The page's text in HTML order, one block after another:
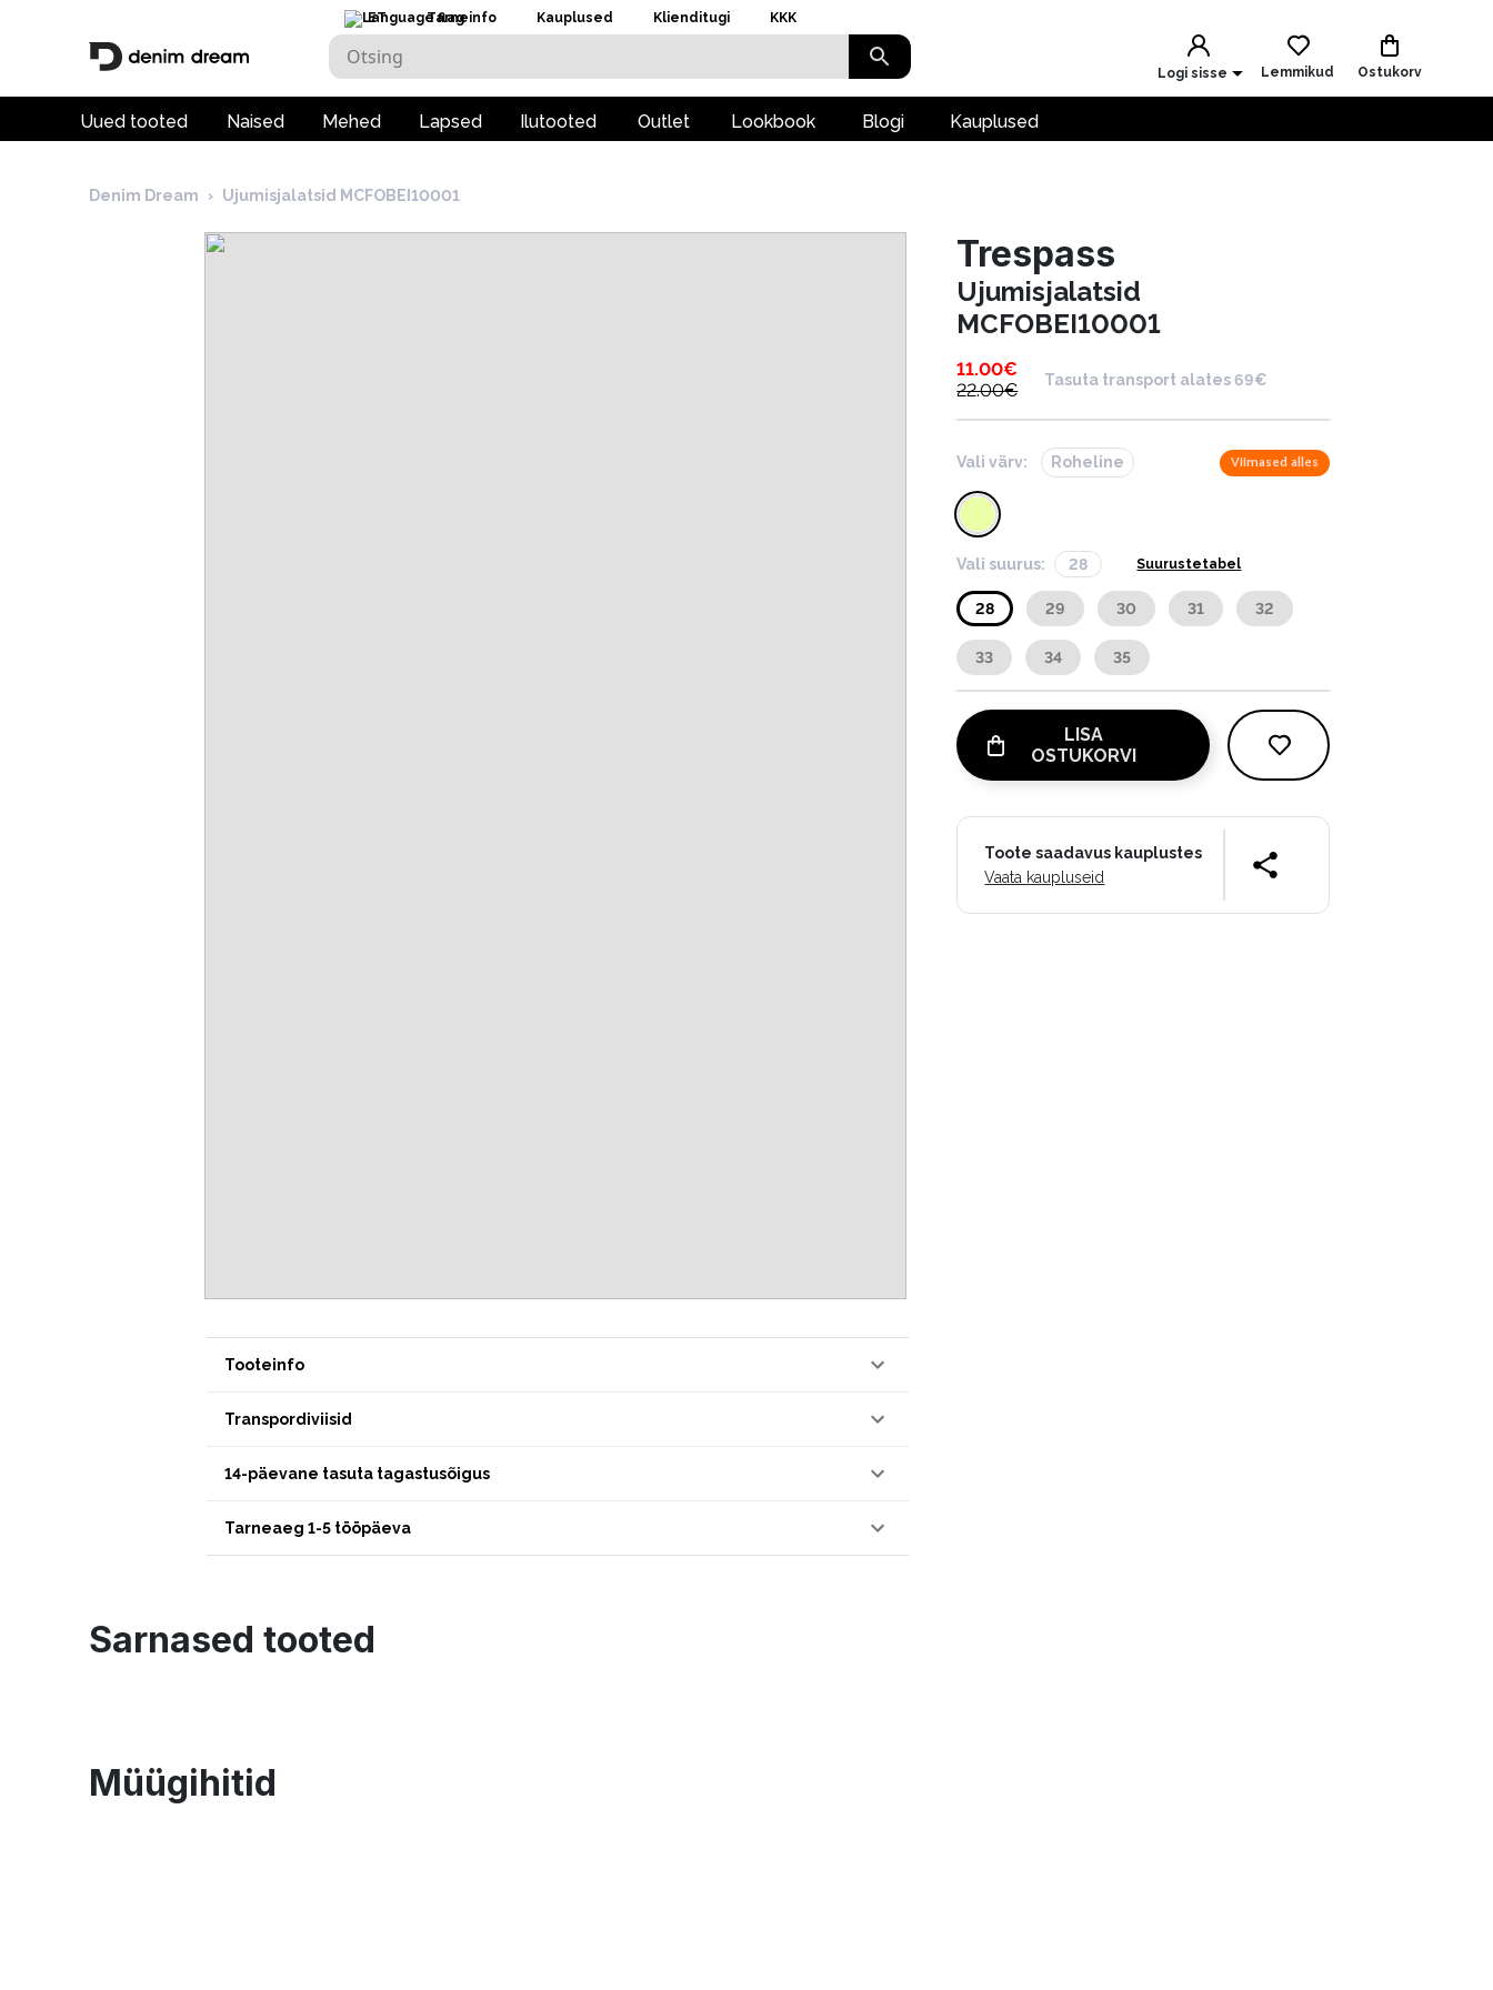
ET Tarneinfo Kauplused Klienditugi KKK
Logi sisse Lemmikud Ostukorv
Uued tooted Naised Mehed Lapsed Ilutooted Outlet Lookbook Blogi Kauplused
Denim Dream › Ujumisjalatsid MCFOBEI10001
Tooteinfo
Transpordiviisid
14-päevane tasuta tagastusõigus
Tarneaeg 1-5 tööpäeva
Trespass
Ujumisjalatsid
MCFOBEI10001
11.00€
22.00€
Tasuta transport alates 69€
Vali värv: Roheline Viimased alles
Vali suurus: 28 Suurustetabel
28 29 30 31 32
33 34 35
LISA
OSTUKORVI
Toote saadavus kauplustes
Vaata kaupluseid
Sarnased tooted
Müügihitid